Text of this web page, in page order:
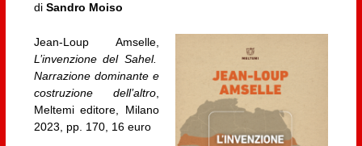
di Sandro Moiso
Jean-Loup Amselle,
L’invenzione del Sahel.
Narrazione dominante e
costruzione dell’altro,
Meltemi editore, Milano
2023, pp. 170, 16 euro